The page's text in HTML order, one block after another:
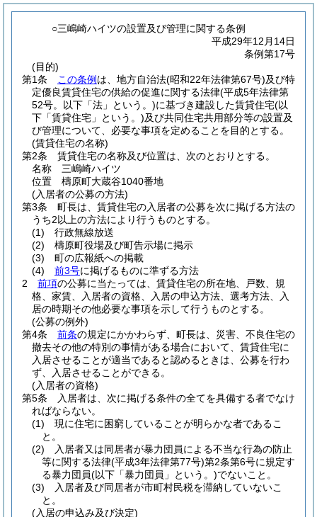
○三嶋崎ハイツの設置及び管理に関する条例
平成29年12月14日
条例第17号
(目的)
第1条
この条例 は、地方自治法(昭和22年法律第67号)及び特
定優良賃貸住宅の供給の促進に関する法律(平成5年法律第
52号。以下「法」という。)に基づき建設した賃貸住宅(以
下「賃貸住宅」という。)及び共同住宅共用部分等の設置及
び管理について、必要な事項を定めることを目的とする。
(賃貸住宅の名称)
第2条
賃貸住宅の名称及び位置は、次のとおりとする。
名称 三嶋崎ハイツ
位置 檮原町大蔵谷1040番地
(入居者の公募の方法)
第3条
町長は、賃貸住宅の入居者の公募を次に掲げる方法の
うち2以上の方法により行うものとする。
(1)
行政無線放送
(2)
檮原町役場及び町告示場に掲示
(3)
町の広報紙への掲載
(4)
前3号に掲げるものに準ずる方法
2
前項の公募に当たっては、賃貸住宅の所在地、戸数、規
格、家賃、入居者の資格、入居の申込方法、選考方法、入
居の時期その他必要な事項を示して行うものとする。
(公募の例外)
第4条
前条の規定にかかわらず、町長は、災害、不良住宅の
撤去その他の特別の事情がある場合において、賃貸住宅に
入居させることが適当であると認めるときは、公募を行わ
ず、入居させることができる。
(入居者の資格)
第5条
入居者は、次に掲げる条件の全てを具備する者でなけ
ればならない。
(1)
現に住宅に困窮していることが明らかな者であるこ
と。
(2)
入居者又は同居者が暴力団員による不当な行為の防止
等に関する法律(平成3年法律第77号)第2条第6号に規定す
る暴力団員(以下「暴力団員」という。)でないこと。
(3)
入居者及び同居者が市町村民税を滞納していないこ
と。
(入居の申込み及び決定)